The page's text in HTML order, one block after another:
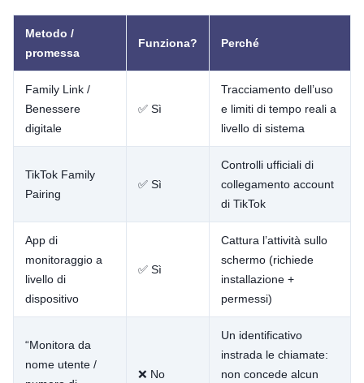
Metodo /
promessa
Funziona? Perché
Family Link /
Benessere
digitale
✅ Sì
Tracciamento dell’uso
e limiti di tempo reali a
livello di sistema
TikTok Family
Pairing
✅ Sì
Controlli ufficiali di
collegamento account
di TikTok
App di
monitoraggio a
livello di
dispositivo
✅ Sì
Cattura l’attività sullo
schermo (richiede
installazione +
permessi)
“Monitora da
nome utente /
❌ No
Un identificativo
instrada le chiamate:
non concede alcun